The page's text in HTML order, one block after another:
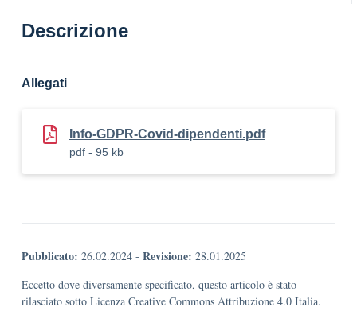
Descrizione
Allegati
Info-GDPR-Covid-dipendenti.pdf
pdf - 95 kb
Pubblicato: 26.02.2024 - Revisione: 28.01.2025
Eccetto dove diversamente specificato, questo articolo è stato
rilasciato sotto Licenza Creative Commons Attribuzione 4.0 Italia.